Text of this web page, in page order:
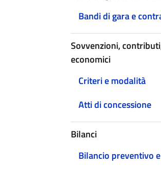
Bandi di gara e
Sovvenzioni,
economici
Criteri e modalità
Atti di concessione
Bilanci
Bilancio preventivo